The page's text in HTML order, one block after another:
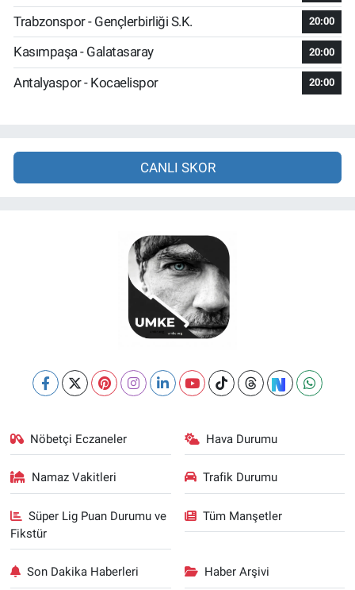
Trabzonspor - Gençlerbirliği S.K. 20:00
Kasımpaşa - Galatasaray 20:00
Antalyaspor - Kocaelispor 20:00
CANLI SKOR
Nöbetçi Eczaneler Hava Durumu
Namaz Vakitleri Trafik Durumu
Süper Lig Puan Durumu ve
Fikstür
Tüm Manşetler
Son Dakika Haberleri Haber Arşivi